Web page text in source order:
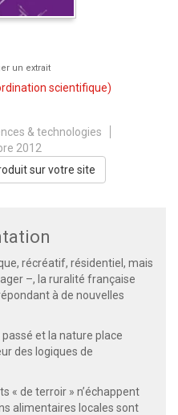
un extrait
scientifique)
& technologies
2012
sur votre site
récréatif, résidentiel, mais
–, la ruralité française
à de nouvelles
passé et la nature place
des logiques de
« de terroir » n’échappent
alimentaires locales sont